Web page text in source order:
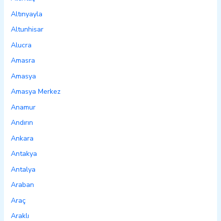
Altınyayla
Altunhisar
Alucra
Amasra
Amasya
Amasya Merkez
Anamur
Andırın
Ankara
Antakya
Antalya
Araban
Araç
Araklı